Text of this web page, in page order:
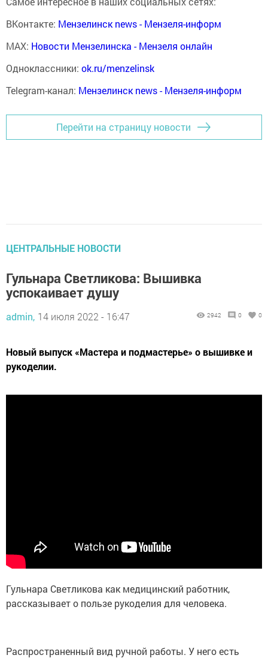
ВКонтакте: Мензелинск news - Мензеля-информ
MAX: Новости Мензелинска - Мензеля онлайн
Одноклассники: ok.ru/menzelinsk
Telegram-канал: Мензелинск news - Мензеля-информ
Перейти на страницу новости
ЦЕНТРАЛЬНЫЕ НОВОСТИ
Гульнара Светликова: Вышивка
успокаивает душу
admin, 14 июля 2022 - 16:47 2942 0 0
Новый выпуск «Мастера и подмастерье» о вышивке и
рукоделии.
Гульнара Светликова как медицинский работник,
рассказывает о пользе рукоделия для человека.
Распространенный вид ручной работы. У него есть